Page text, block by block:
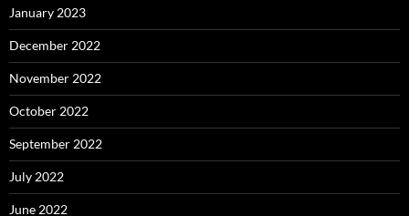
January 2023
December 2022
November 2022
October 2022
September 2022
July 2022
June 2022